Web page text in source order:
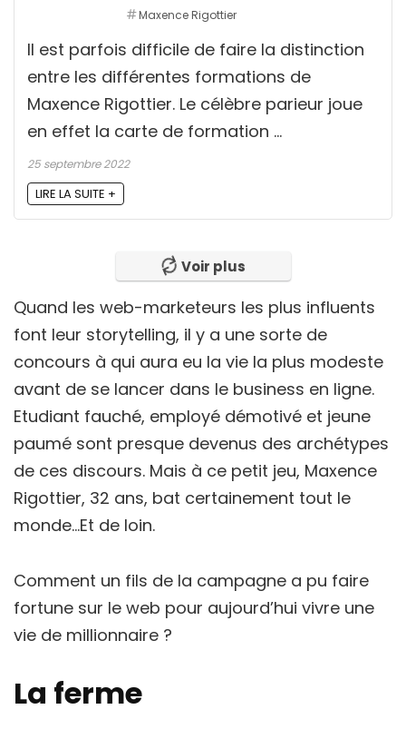
Maxence Rigottier
Il est parfois difficile de faire la distinction
entre les différentes formations de
Maxence Rigottier. Le célèbre parieur joue
en effet la carte de formation ...
25 septembre 2022
LIRE LA SUITE +
Voir plus
Quand les web-marketeurs les plus influents
font leur storytelling, il y a une sorte de
concours à qui aura eu la vie la plus modeste
avant de se lancer dans le business en ligne.
Etudiant fauché, employé démotivé et jeune
paumé sont presque devenus des archétypes
de ces discours. Mais à ce petit jeu, Maxence
Rigottier, 32 ans, bat certainement tout le
monde…Et de loin.
Comment un fils de la campagne a pu faire
fortune sur le web pour aujourd’hui vivre une
vie de millionnaire ?
La ferme